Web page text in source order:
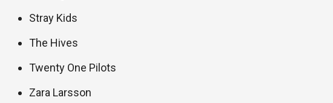
Stray Kids
The Hives
Twenty One Pilots
Zara Larsson